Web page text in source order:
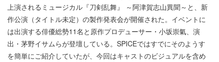
上演されるミュージカル『刀剣乱舞』 ～阿津賀志山異聞～と、新
作公演（タイトル未定）の製作発表会が開催された。イベントに
は出演する俳優総勢11名と原作プロデューサー・小坂崇氣、演
出・茅野イサムらが登壇している。SPICEではすでにそのようす
を簡単にご紹介していたが、今回はキャストのビジュアルを含め